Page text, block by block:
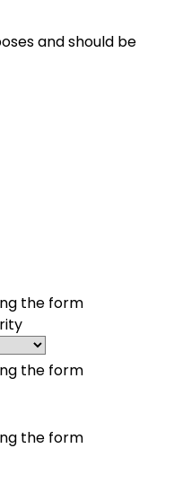
and should be
the form
the form
the form